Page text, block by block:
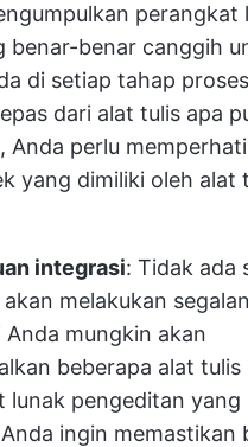
perangkat
benar-benar canggih
di setiap tahap proses
dari alat tulis apa
Anda perlu
yang dimiliki oleh alat
integrasi: Tidak ada
melakukan
Anda mungkin akan
beberapa alat tulis
lunak pengeditan yang
ingin memastikan